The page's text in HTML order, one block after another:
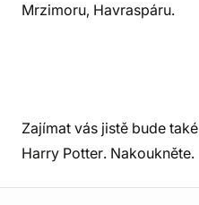
Mrzimoru, Havraspáru.
Zajímat vás jistě bude také
Harry Potter. Nakoukněte.